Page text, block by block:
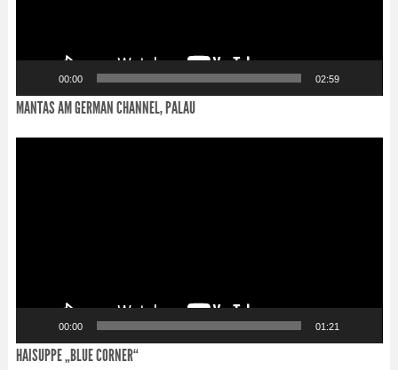
00:00 02:59
MANTAS AM GERMAN CHANNEL, PALAU
00:00 01:21
HAISUPPE „BLUE CORNER“